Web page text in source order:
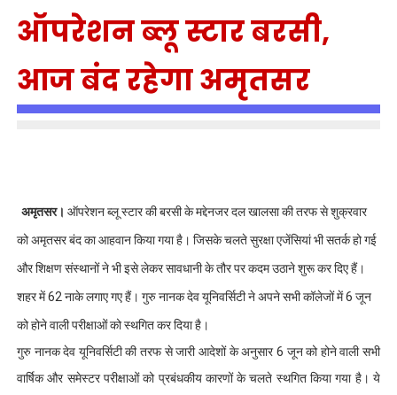
ऑपरेशन ब्लू स्टार बरसी,
आज बंद रहेगा अमृतसर
अमृतसर। ऑपरेशन ब्लू स्टार की बरसी के मद्देनजर दल खालसा की तरफ से शुक्रवार
को अमृतसर बंद का आहवान किया गया है। जिसके चलते सुरक्षा एजेंसियां भी सतर्क हो गई
और शिक्षण संस्थानों ने भी इसे लेकर सावधानी के तौर पर कदम उठाने शुरू कर दिए हैं।
शहर में 62 नाके लगाए गए हैं। गुरु नानक देव यूनिवर्सिटी ने अपने सभी कॉलेजों में 6 जून
को होने वाली परीक्षाओं को स्थगित कर दिया है।
गुरु नानक देव यूनिवर्सिटी की तरफ से जारी आदेशों के अनुसार 6 जून को होने वाली सभी
वार्षिक और समेस्टर परीक्षाओं को प्रबंधकीय कारणों के चलते स्थगित किया गया है। ये